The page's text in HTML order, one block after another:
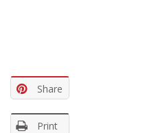
Share
Print